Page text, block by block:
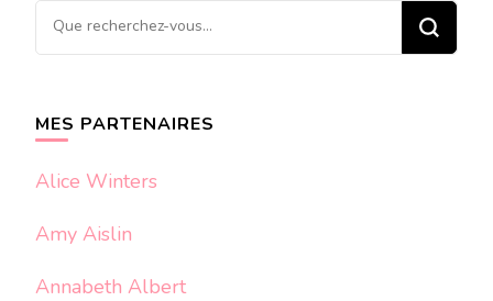
Vous
recherchiez
MES PARTENAIRES
Alice Winters
Amy Aislin
Annabeth Albert